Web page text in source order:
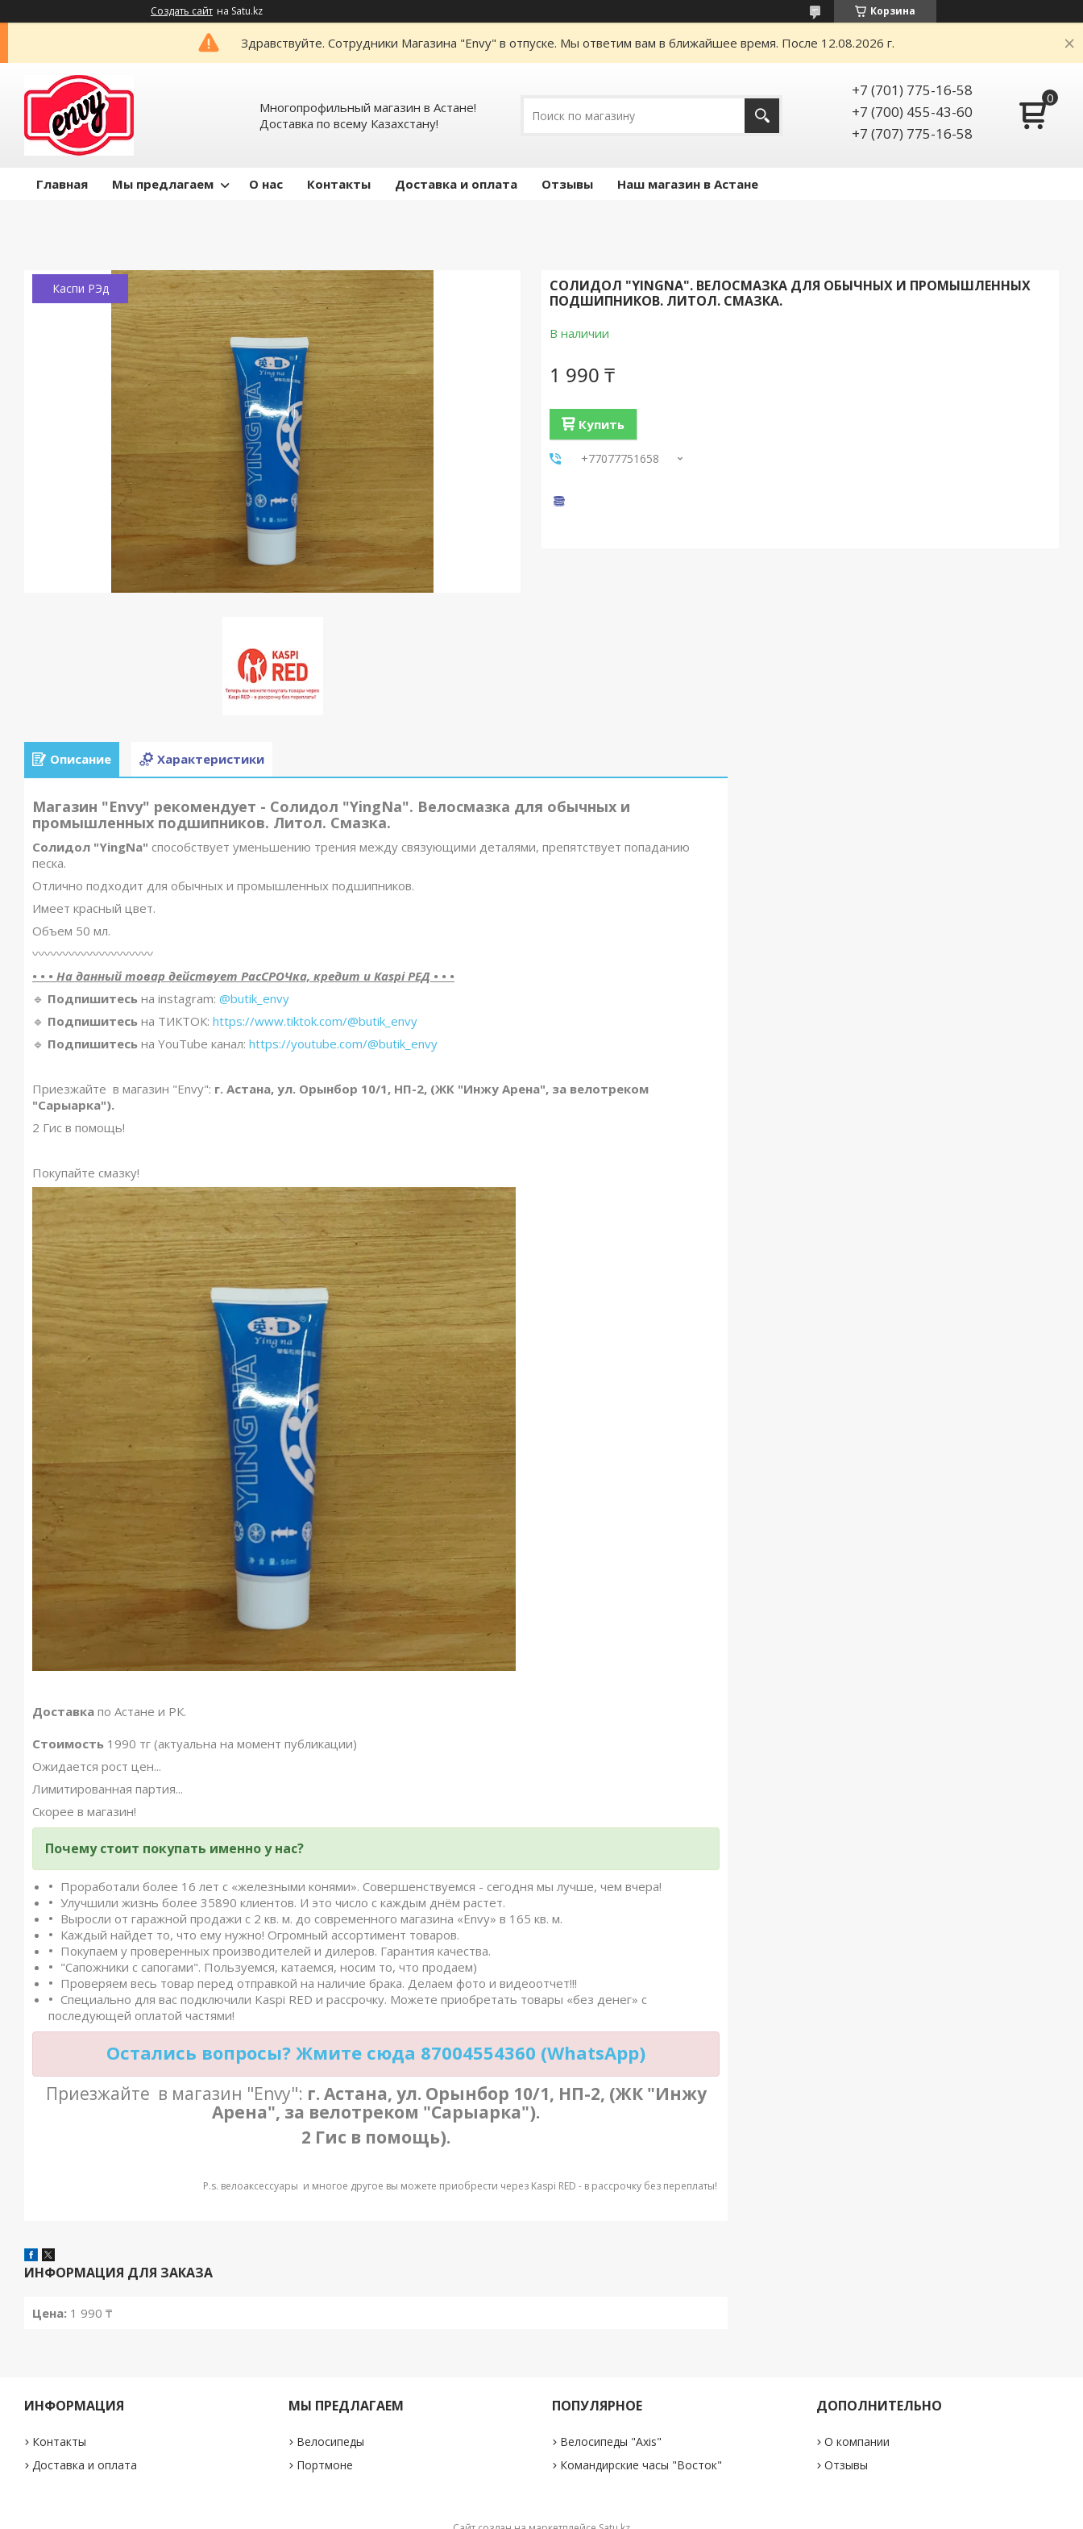
Создать сайт на Satu.kz Корзина
Здравствуйте. Сотрудники Магазина "Envy" в отпуске. Мы ответим вам в ближайшее время. После 12.08.2026 г.
Многопрофильный магазин в Астане!
Доставка по всему Казахстану!
+7 (701) 775-16-58
+7 (700) 455-43-60
+7 (707) 775-16-58
Главная Мы предлагаем О нас Контакты Доставка и оплата Отзывы Наш магазин в Астане
Каспи РЭд
СОЛИДОЛ "YINGNA". ВЕЛОСМАЗКА ДЛЯ ОБЫЧНЫХ И ПРОМЫШЛЕННЫХ
ПОДШИПНИКОВ. ЛИТОЛ. СМАЗКА.
В наличии
1 990 ₸
Купить
+77077751658
Описание Характеристики
Магазин "Envy" рекомендует - Солидол "YingNa". Велосмазка для обычных и
промышленных подшипников. Литол. Смазка.
Солидол "YingNa" способствует уменьшению трения между связующими деталями, препятствует попаданию
песка.
Отлично подходит для обычных и промышленных подшипников.
Имеет красный цвет.
Объем 50 мл.
〰️〰️〰️〰️〰️〰️〰️〰️〰️〰️
• • • На данный товар действует РасСРОЧка, кредит и Kaspi РЕД • • •
🔹️ Подпишитесь на instagram: @butik_envy
🔹️ Подпишитесь на ТИКТОК: https://www.tiktok.com/@butik_envy
🔹️ Подпишитесь на YouTube канал: https://youtube.com/@butik_envy
Приезжайте в магазин "Envy": г. Астана, ул. Орынбор 10/1, НП-2, (ЖК "Инжу Арена", за велотреком
"Сарыарка").
2 Гис в помощь!
Покупайте смазку!
Доставка по Астане и РК.
Стоимость 1990 тг (актуальна на момент публикации)
Ожидается рост цен...
Лимитированная партия...
Скорее в магазин!
Почему стоит покупать именно у нас?
Проработали более 16 лет с «железными конями». Совершенствуемся - сегодня мы лучше, чем вчера!
Улучшили жизнь более 35890 клиентов. И это число с каждым днём растет.
Выросли от гаражной продажи с 2 кв. м. до современного магазина «Envy» в 165 кв. м.
Каждый найдет то, что ему нужно! Огромный ассортимент товаров.
Покупаем у проверенных производителей и дилеров. Гарантия качества.
"Сапожники с сапогами". Пользуемся, катаемся, носим то, что продаем)
Проверяем весь товар перед отправкой на наличие брака. Делаем фото и видеоотчет!!!
Специально для вас подключили Kaspi RED и рассрочку. Можете приобретать товары «без денег» с
последующей оплатой частями!
Остались вопросы? Жмите сюда 87004554360 (WhatsApp)
Приезжайте в магазин "Envy": г. Астана, ул. Орынбор 10/1, НП-2, (ЖК "Инжу
Арена", за велотреком "Сарыарка").
2 Гис в помощь).
P.s. велоаксессуары и многое другое вы можете приобрести через Kaspi RED - в рассрочку без переплаты!
ИНФОРМАЦИЯ ДЛЯ ЗАКАЗА
Цена: 1 990 ₸
ИНФОРМАЦИЯ
Контакты
Доставка и оплата
МЫ ПРЕДЛАГАЕМ
Велосипеды
Портмоне
ПОПУЛЯРНОЕ
Велосипеды "Axis"
Командирские часы "Восток"
ДОПОЛНИТЕЛЬНО
О компании
Отзывы